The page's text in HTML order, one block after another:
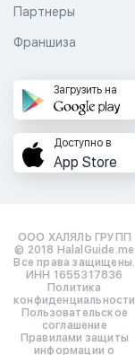
Партнеры
Франшиза
Загрузить на
Доступно в
App Store
ООО ХАЛЯЛЬ ГРУПП
© 2018 HalalGuide.me
Все права защищены.
ИНН 1655317836
Политика
конфиденциальности
Пользовательское
соглашение
Правилами защиты
информации о